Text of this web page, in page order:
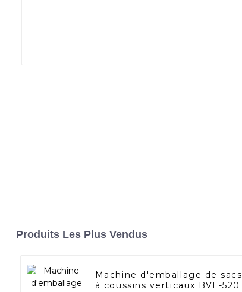
Produits Les Plus Vendus
Machine d'emballage de sacs
à coussins verticaux BVL-520